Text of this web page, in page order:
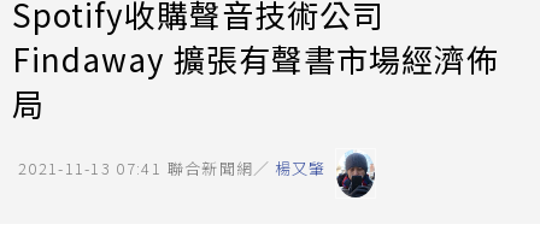
Spotify收購聲音技術公司
Findaway 擴張有聲書市場經濟佈
局
2021-11-13 07:41 聯合新聞網／ 楊又肇